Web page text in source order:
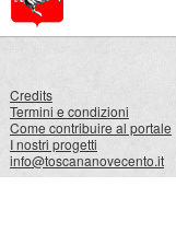
Credits
Termini e condizioni
Come contribuire al portale
I nostri progetti
info@toscananovecento.it